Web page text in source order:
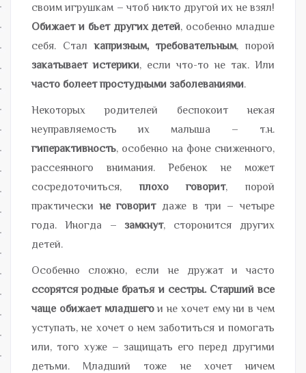
своим игрушкам – чтоб никто другой их не взял!
Обижает и бьет других детей, особенно младше
себя. Сталкапризным, требовательным, порой
закатывает истерики, если что-то не так. Или
часто болеет простудными заболеваниями.
Некоторых родителей беспокоит некая
неуправляемость их малыша – т.н.
гиперактивность, особенно на фоне сниженного,
рассеянного внимания. Ребенок не может
сосредоточиться,плохо говорит, порой
практическине говоритдаже в три – четыре
года. Иногда – замкнут, сторонится других
детей.
Особенно сложно, если не дружат и часто
ссорятся родные братья и сестры. Старший все
чаще обижает младшегои не хочет ему ни в чем
уступать, не хочет о нем заботиться и помогать
или, того хуже – защищать его перед другими
детьми. Младший тоже не хочет ничем